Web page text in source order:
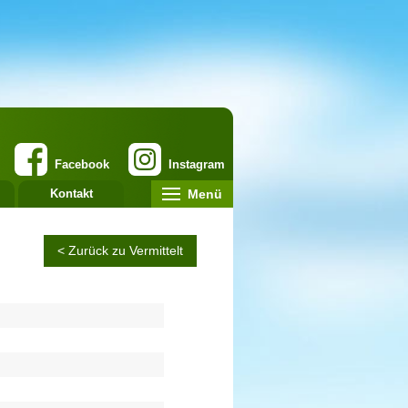
Instagram
Facebook
Kontakt Menü
< Zurück zu Vermittelt